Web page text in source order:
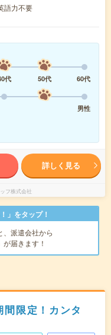
語力不要
代 50代
60代
男性
詳しく見る
フ株式会社
」をタップ！
、派遣会社から
が届きます！
限定！カンタ